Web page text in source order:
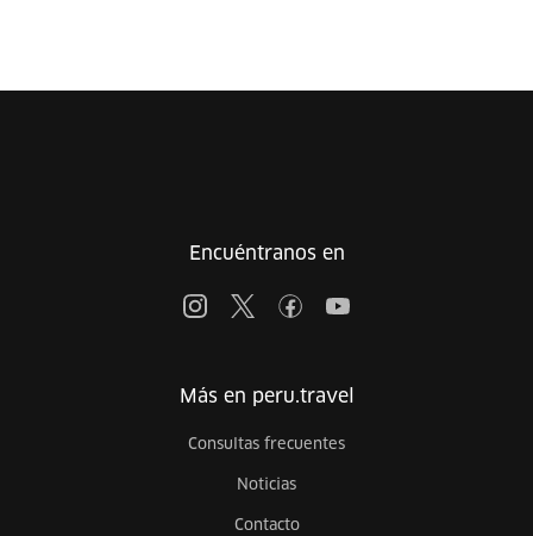
Encuéntranos en
Más en peru.travel
Consultas frecuentes
Noticias
Contacto